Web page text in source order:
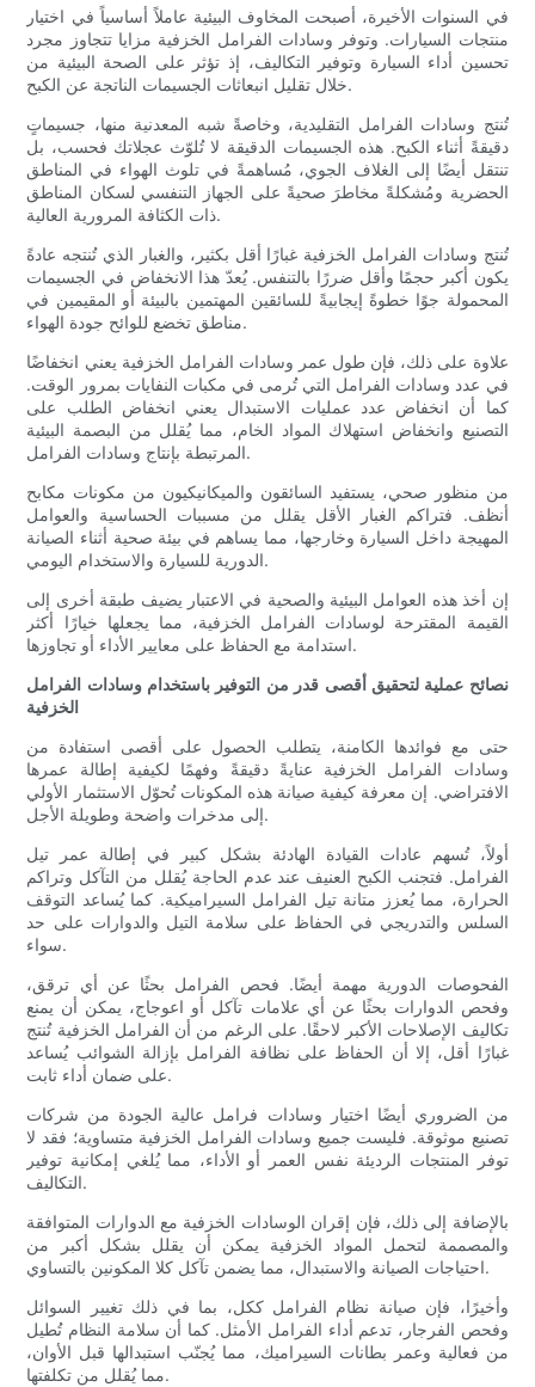
في السنوات الأخيرة، أصبحت المخاوف البيئية عاملاً أساسياً في اختيار
منتجات السيارات. وتوفر وسادات الفرامل الخزفية مزايا تتجاوز مجرد
تحسين أداء السيارة وتوفير التكاليف، إذ تؤثر على الصحة البيئية من
خلال تقليل انبعاثات الجسيمات الناتجة عن الكبح.
تُنتج وسادات الفرامل التقليدية، وخاصةً شبه المعدنية منها، جسيماتٍ
دقيقةً أثناء الكبح. هذه الجسيمات الدقيقة لا تُلوّث عجلاتك فحسب، بل
تنتقل أيضًا إلى الغلاف الجوي، مُساهمةً في تلوث الهواء في المناطق
الحضرية ومُشكلةً مخاطرَ صحيةً على الجهاز التنفسي لسكان المناطق
ذات الكثافة المرورية العالية.
تُنتج وسادات الفرامل الخزفية غبارًا أقل بكثير، والغبار الذي تُنتجه عادةً
يكون أكبر حجمًا وأقل ضررًا بالتنفس. يُعدّ هذا الانخفاض في الجسيمات
المحمولة جوًا خطوةً إيجابيةً للسائقين المهتمين بالبيئة أو المقيمين في
مناطق تخضع للوائح جودة الهواء.
علاوة على ذلك، فإن طول عمر وسادات الفرامل الخزفية يعني انخفاضًا
في عدد وسادات الفرامل التي تُرمى في مكبات النفايات بمرور الوقت.
كما أن انخفاض عدد عمليات الاستبدال يعني انخفاض الطلب على
التصنيع وانخفاض استهلاك المواد الخام، مما يُقلل من البصمة البيئية
المرتبطة بإنتاج وسادات الفرامل.
من منظور صحي، يستفيد السائقون والميكانيكيون من مكونات مكابح
أنظف. فتراكم الغبار الأقل يقلل من مسببات الحساسية والعوامل
المهيجة داخل السيارة وخارجها، مما يساهم في بيئة صحية أثناء الصيانة
الدورية للسيارة والاستخدام اليومي.
إن أخذ هذه العوامل البيئية والصحية في الاعتبار يضيف طبقة أخرى إلى
القيمة المقترحة لوسادات الفرامل الخزفية، مما يجعلها خيارًا أكثر
استدامة مع الحفاظ على معايير الأداء أو تجاوزها.
نصائح عملية لتحقيق أقصى قدر من التوفير باستخدام وسادات الفرامل
الخزفية
حتى مع فوائدها الكامنة، يتطلب الحصول على أقصى استفادة من
وسادات الفرامل الخزفية عنايةً دقيقةً وفهمًا لكيفية إطالة عمرها
الافتراضي. إن معرفة كيفية صيانة هذه المكونات تُحوّل الاستثمار الأولي
إلى مدخرات واضحة وطويلة الأجل.
أولاً، تُسهم عادات القيادة الهادئة بشكل كبير في إطالة عمر تيل
الفرامل. فتجنب الكبح العنيف عند عدم الحاجة يُقلل من التآكل وتراكم
الحرارة، مما يُعزز متانة تيل الفرامل السيراميكية. كما يُساعد التوقف
السلس والتدريجي في الحفاظ على سلامة التيل والدوارات على حد
سواء.
الفحوصات الدورية مهمة أيضًا. فحص الفرامل بحثًا عن أي ترقق،
وفحص الدوارات بحثًا عن أي علامات تآكل أو اعوجاج، يمكن أن يمنع
تكاليف الإصلاحات الأكبر لاحقًا. على الرغم من أن الفرامل الخزفية تُنتج
غبارًا أقل، إلا أن الحفاظ على نظافة الفرامل بإزالة الشوائب يُساعد
على ضمان أداء ثابت.
من الضروري أيضًا اختيار وسادات فرامل عالية الجودة من شركات
تصنيع موثوقة. فليست جميع وسادات الفرامل الخزفية متساوية؛ فقد لا
توفر المنتجات الرديئة نفس العمر أو الأداء، مما يُلغي إمكانية توفير
التكاليف.
بالإضافة إلى ذلك، فإن إقران الوسادات الخزفية مع الدوارات المتوافقة
والمصممة لتحمل المواد الخزفية يمكن أن يقلل بشكل أكبر من
احتياجات الصيانة والاستبدال، مما يضمن تآكل كلا المكونين بالتساوي.
وأخيرًا، فإن صيانة نظام الفرامل ككل، بما في ذلك تغيير السوائل
وفحص الفرجار، تدعم أداء الفرامل الأمثل. كما أن سلامة النظام تُطيل
من فعالية وعمر بطانات السيراميك، مما يُجنّب استبدالها قبل الأوان،
مما يُقلل من تكلفتها.